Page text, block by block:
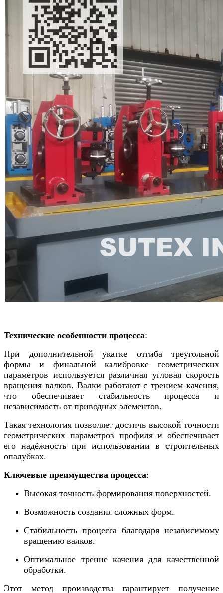
Технические особенности процесса:
При дополнительной укатке отгиба треугольной
формы и финальной калибровке геометрических
параметров используется различная угловая скорость
вращения валков. Валки работают с трением качения,
что обеспечивает стабильность процесса и
независимость от приводных элементов.
Такая технология позволяет достичь высокой точности
геометрических параметров профиля и обеспечивает
его надёжность при использовании в строительных
опалубках.
Ключевые преимущества процесса:
Высокая точность формирования поверхностей.
Возможность создания сложных форм.
Стабильность процесса благодаря независимому
вращению валков.
Оптимальное трение качения для качественной
обработки.
Этот метод производства гарантирует получение